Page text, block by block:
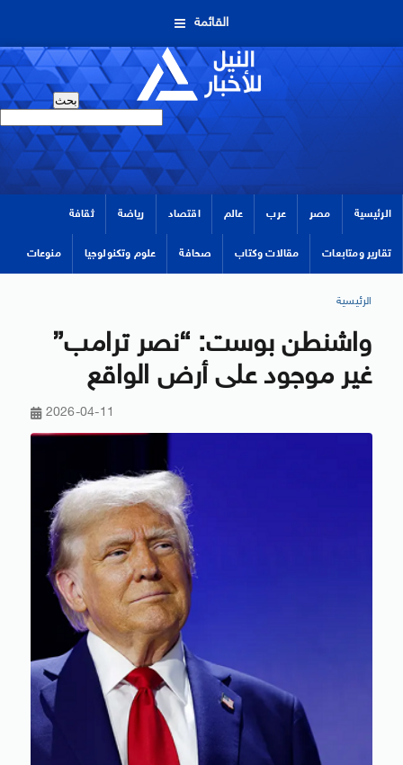
القائمة
الرئيسية مصر عرب عالم اقتصاد رياضة ثقافة
تقارير ومتابعات مقالات وكتاب صحافة علوم وتكنولوجيا منوعات
الرئيسية
واشنطن بوست: “نصر ترامب”
غير موجود على أرض الواقع
2026-04-11